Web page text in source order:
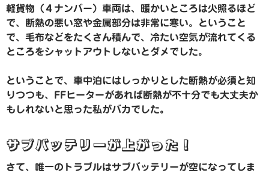
軽貨物（４ナンバー）車両は、暖かいところは火照るほど
で、断熱の悪い窓や金属部分は非常に寒い。ということ
で、毛布などをたくさん積んで、冷たい空気が流れてくる
ところをシャットアウトしないとダメでした。
ということで、車中泊にはしっかりとした断熱が必須と知
りつつも、FFヒーターがあれば断熱が不十分でも大丈夫か
もしれないと思った私がバカでした。
サブバッテリーが上がった！
さて、唯一のトラブルはサブバッテリーが空になってしま